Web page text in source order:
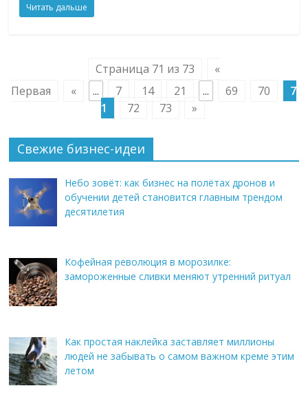
Читать дальше
Страница 71 из 73
«
Первая
« ... 7 14 21 ... 69 70
7
1
72 73 »
Свежие бизнес-идеи
Небо зовёт: как бизнес на полётах дронов и
обучении детей становится главным трендом
десятилетия
Кофейная революция в морозилке:
замороженные сливки меняют утренний ритуал
Как простая наклейка заставляет миллионы
людей не забывать о самом важном креме этим
летом